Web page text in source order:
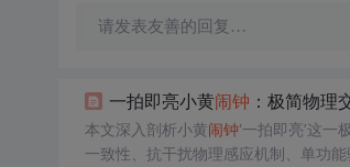
请发表友善的回复…
一拍即亮小黄闹钟 ：极简物理
本文深入剖析小黄闹钟‘一拍即亮’这
一致性、抗干扰物理感应机制、单功